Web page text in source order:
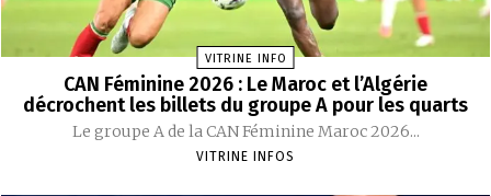
VITRINE INFO
CAN Féminine 2026 : Le Maroc et l’Algérie
décrochent les billets du groupe A pour les quarts
Le groupe A de la CAN Féminine Maroc 2026...
VITRINE INFOS